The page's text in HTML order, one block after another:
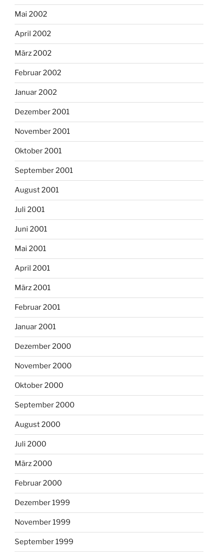
Mai 2002
April 2002
März 2002
Februar 2002
Januar 2002
Dezember 2001
November 2001
Oktober 2001
September 2001
August 2001
Juli 2001
Juni 2001
Mai 2001
April 2001
März 2001
Februar 2001
Januar 2001
Dezember 2000
November 2000
Oktober 2000
September 2000
August 2000
Juli 2000
März 2000
Februar 2000
Dezember 1999
November 1999
September 1999